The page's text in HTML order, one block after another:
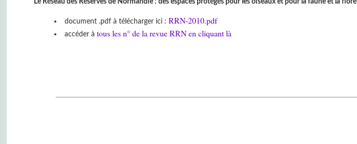
document .pdf à télécharger ici : RRN-2010.pdf
accéder à tous les n° de la revue RRN en cliquant là